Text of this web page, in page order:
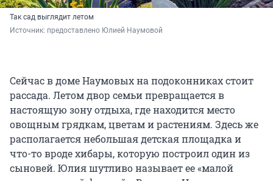
Так сад выглядит летом
Источник: предоставлено Юлией Наумовой
Сейчас в доме Наумовых на подоконниках стоит
рассада. Летом двор семьи превращается в
настоящую зону отдыха, где находится место
овощным грядкам, цветам и растениям. Здесь же
располагается небольшая детская площадка и
что-то вроде хибары, которую построил один из
сыновей. Юлия шутливо называет ее «малой